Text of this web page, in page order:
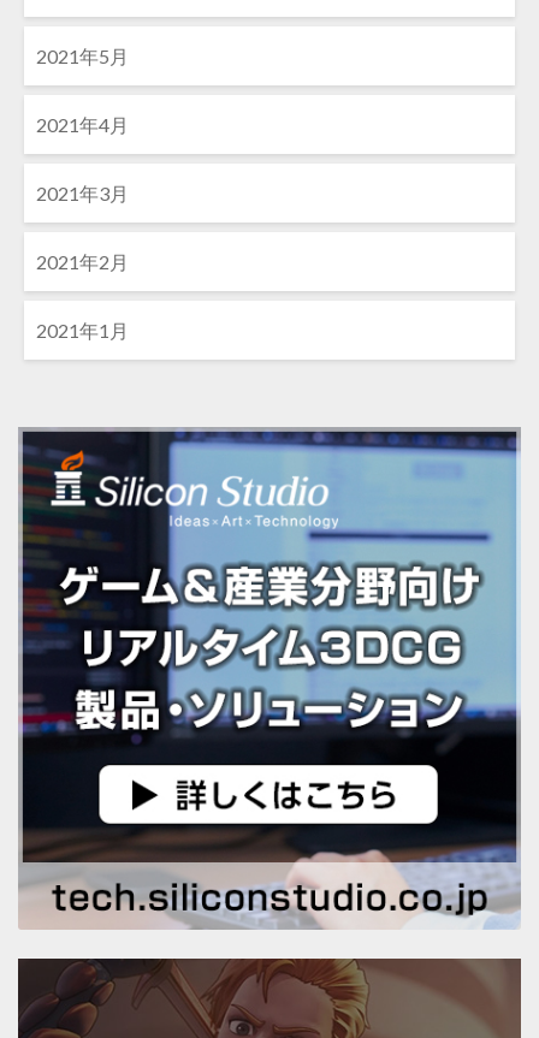
2021年5月
2021年4月
2021年3月
2021年2月
2021年1月